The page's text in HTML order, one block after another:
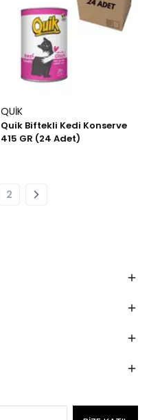
QUİK
Quik Biftekli Kedi Konserve
415 GR (24 Adet)
2